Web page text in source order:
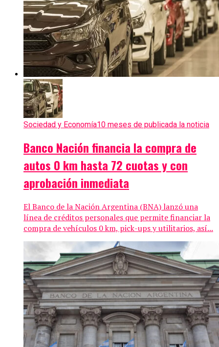
Sociedad y Economía10 meses de publicada la noticia
Banco Nación financia la compra de
autos 0 km hasta 72 cuotas y con
aprobación inmediata
El Banco de la Nación Argentina (BNA) lanzó una
línea de créditos personales que permite financiar la
compra de vehículos 0 km, pick-ups y utilitarios, así...